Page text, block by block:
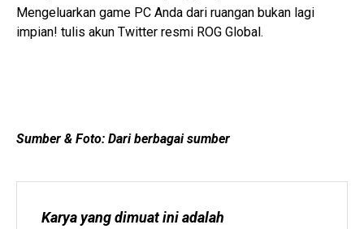
Mengeluarkan game PC Anda dari ruangan bukan lagi
impian! tulis akun Twitter resmi ROG Global.
Sumber & Foto: Dari berbagai sumber
Karya yang dimuat ini adalah